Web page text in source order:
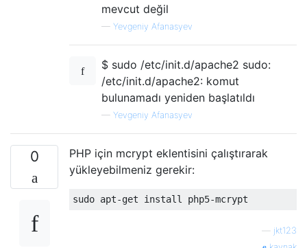
mevcut değil
— Yevgeniy Afanasyev
$ sudo /etc/init.d/apache2 sudo:
/etc/init.d/apache2: komut
bulunamadı yeniden başlatıldı
— Yevgeniy Afanasyev
0
PHP için mcrypt eklentisini çalıştırarak
yükleyebilmeniz gerekir:
jkt123